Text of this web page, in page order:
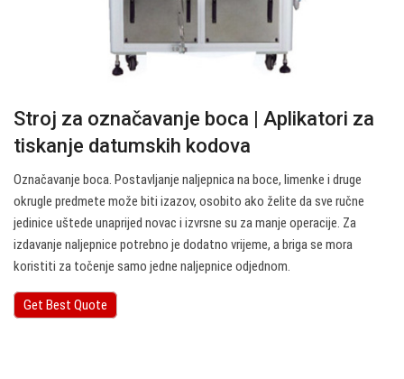
Stroj za označavanje boca | Aplikatori za
tiskanje datumskih kodova
Označavanje boca. Postavljanje naljepnica na boce, limenke i druge
okrugle predmete može biti izazov, osobito ako želite da sve ručne
jedinice uštede unaprijed novac i izvrsne su za manje operacije. Za
izdavanje naljepnice potrebno je dodatno vrijeme, a briga se mora
koristiti za točenje samo jedne naljepnice odjednom.
Get Best Quote